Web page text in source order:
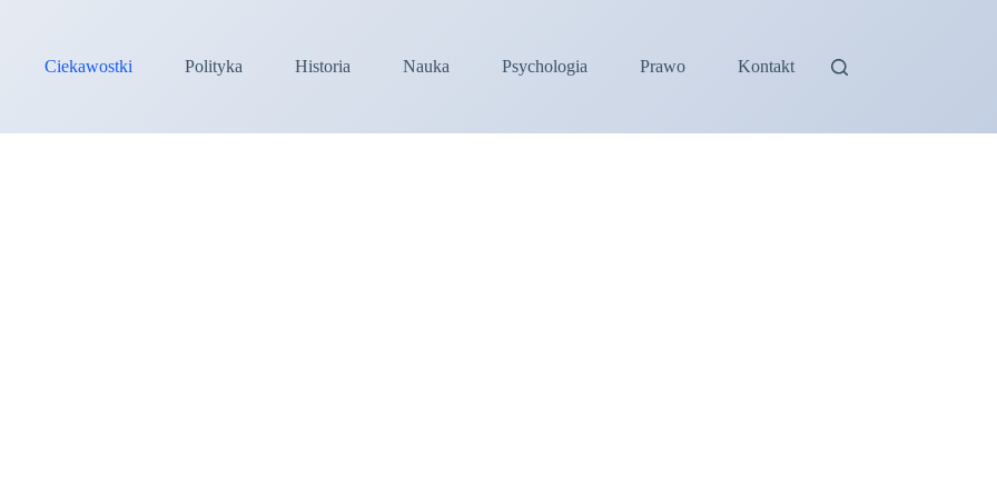
Ciekawostki
Polityka Historia Nauka Psychologia Prawo Kontakt